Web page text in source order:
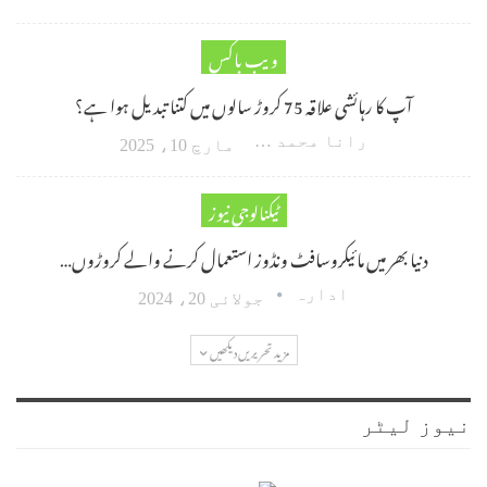
ویب باکس
آپ کا رہائشی علاقہ 75 کروڑ سالوں میں کتنا تبدیل ہوا ہے؟
رانا محمد امین اکبر مارچ 10، 2025
ٹیکنالوجی نیوز
دنیا بھر میں مائیکروسافٹ ونڈوز استعمال کرنے والے کروڑوں…
ادارہ جولائی 20، 2024
مزید تحریریں دیکھیں
نیوز لیٹر